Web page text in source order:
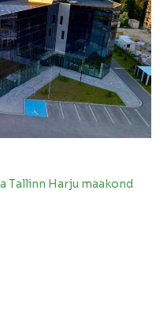
Tallinn Harju maakond